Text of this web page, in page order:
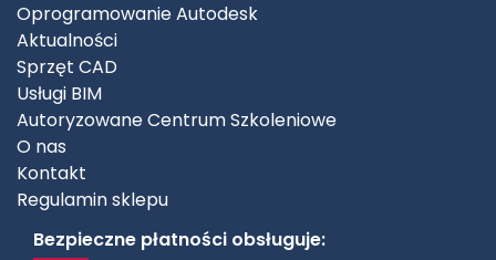
Oprogramowanie Autodesk
Aktualności
Sprzęt CAD
Usługi BIM
Autoryzowane Centrum Szkoleniowe
O nas
Kontakt
Regulamin sklepu
Bezpieczne płatności obsługuje: